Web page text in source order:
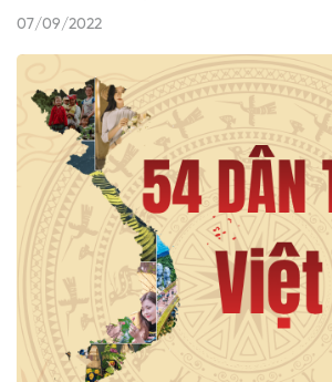
07/09/2022